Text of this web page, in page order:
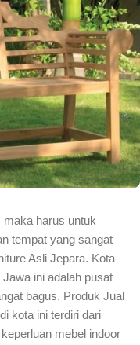
maka harus untuk
tempat yang sangat
Asli Jepara. Kota
ini adalah pusat
bagus. Produk Jual
kota ini terdiri dari
mebel indoor